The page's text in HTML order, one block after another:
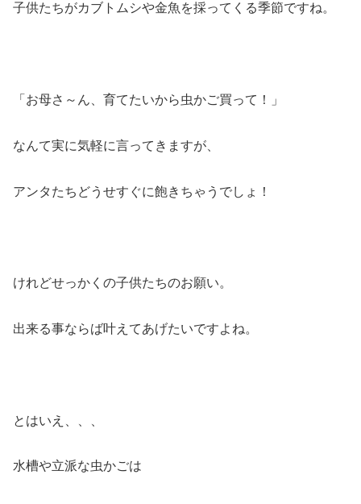
子供たちがカブトムシや金魚を採ってくる季節ですね。
「お母さ～ん、育てたいから虫かご買って！」
なんて実に気軽に言ってきますが、
アンタたちどうせすぐに飽きちゃうでしょ！
けれどせっかくの子供たちのお願い。
出来る事ならば叶えてあげたいですよね。
とはいえ、、、
水槽や立派な虫かごは